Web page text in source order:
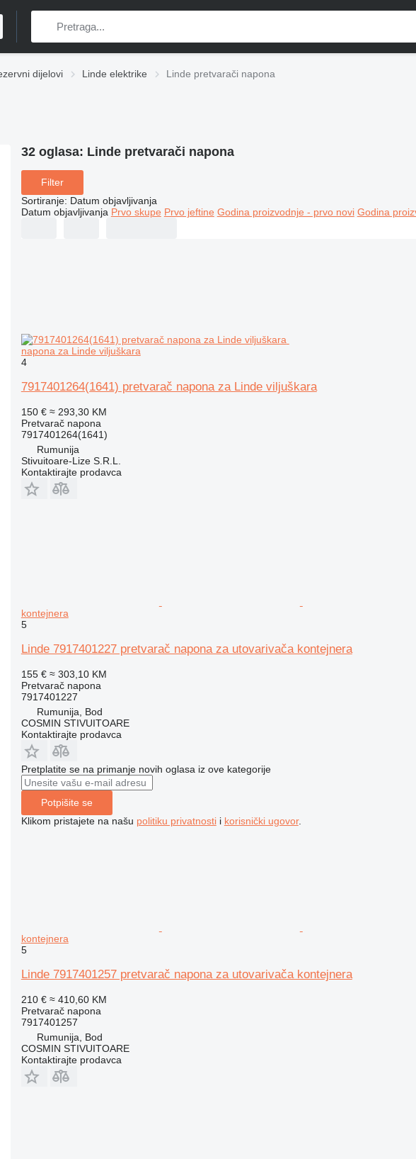
dijelovi Linde elektrike Linde pretvarači napona
32 oglasa: Linde pretvarači napona
Filter
Sortiranje: Datum objavljivanja
Datum objavljivanja Prvo skupe Prvo jeftine Godina proizvodnje - prvo novi Godina
napona za Linde viljuškara
4
7917401264(1641) pretvarač napona za Linde viljuškara
150 € ≈ 293,30 KM
Pretvarač napona
7917401264(1641)
Rumunija
Stivuitoare-Lize S.R.L.
Kontaktirajte prodavca
kontejnera
5
Linde 7917401227 pretvarač napona za utovarivača kontejnera
155 € ≈ 303,10 KM
Pretvarač napona
7917401227
Rumunija, Bod
COSMIN STIVUITOARE
Kontaktirajte prodavca
Pretplatite se na primanje novih oglasa iz ove kategorije
Potpišite se
Klikom pristajete na našu politiku privatnostii korisnički ugovor.
kontejnera
5
Linde 7917401257 pretvarač napona za utovarivača kontejnera
210 € ≈ 410,60 KM
Pretvarač napona
7917401257
Rumunija, Bod
COSMIN STIVUITOARE
Kontaktirajte prodavca